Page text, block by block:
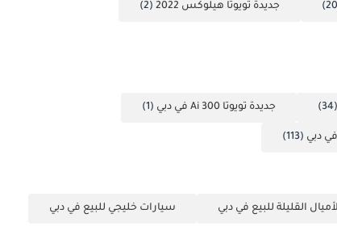
جديدة تويوتا هيلوكس 2022 (2)
(34) جديدة تويوتا Ai 300 في دبي (1)
في دبي (113)
القليلة للبيع في دبي سيارات خليجي للبيع في دبي